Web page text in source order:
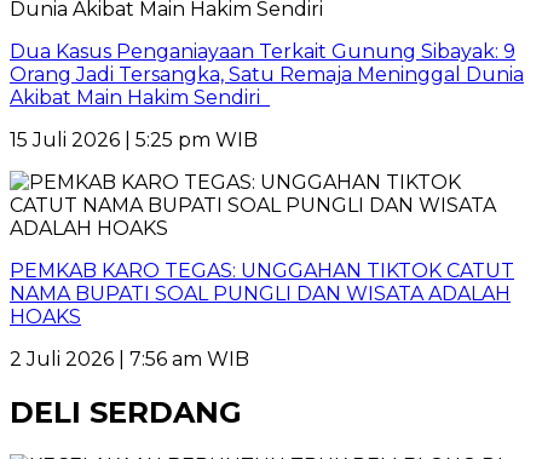
Dua Kasus Penganiayaan Terkait Gunung Sibayak: 9
Orang Jadi Tersangka, Satu Remaja Meninggal Dunia
Akibat Main Hakim Sendiri
15 Juli 2026 | 5:25 pm WIB
PEMKAB KARO TEGAS: UNGGAHAN TIKTOK CATUT
NAMA BUPATI SOAL PUNGLI DAN WISATA ADALAH
HOAKS
2 Juli 2026 | 7:56 am WIB
DELI SERDANG